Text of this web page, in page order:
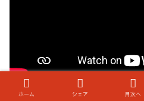
ホーム シェア 目次へ